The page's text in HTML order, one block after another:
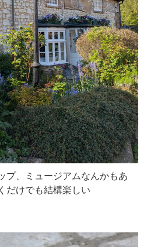
プ、ミュージアムなんかもあ
だけでも結構楽しい